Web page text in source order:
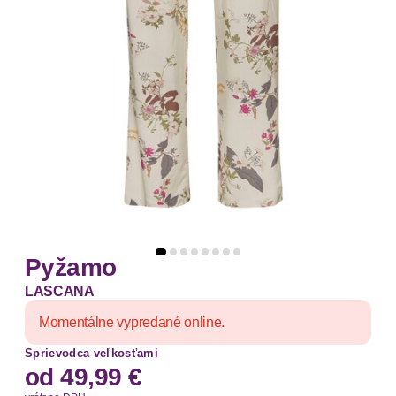
Pyžamo
LASCANA
Momentálne vypredané online.
Sprievodca veľkosťami
od 49,99 €